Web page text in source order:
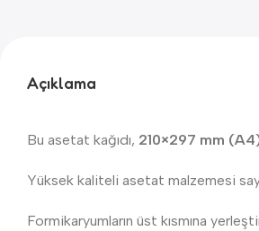
Açıklama
Bu asetat kağıdı, 210×297 mm
Yüksek kaliteli asetat malzemesi
Formikaryumların üst kısmına